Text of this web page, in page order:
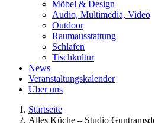
Möbel & Design
Audio, Multimedia, Video
Outdoor
Raumausstattung
Schlafen
Tischkultur
News
Veranstaltungskalender
Über uns
Startseite
Alles Küche – Studio